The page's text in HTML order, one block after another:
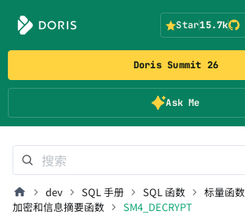
Doris Summit 26
Ask Me
Star15.7k
dev SQL 手册 SQL 函数
标量函数
加密和信息摘要函数
SM4_DECRYPT